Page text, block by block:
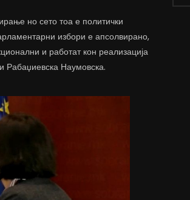
но сето тоа е политички
избори е апсолвирано,
и работат кон реализација
Рабаџиевска Наумовска.